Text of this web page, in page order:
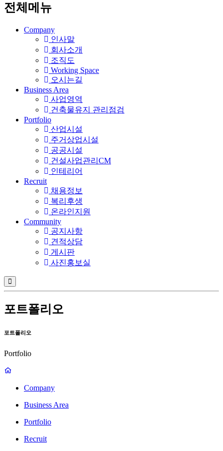
전체메뉴
Company
인사말
회사소개
조직도
Working Space
오시는길
Business Area
사업영역
건축물유지 관리점검
Portfolio
산업시설
주거상업시설
공공시설
건설사업관리CM
인테리어
Recruit
채용정보
복리후생
온라인지원
Community
공지사항
견적상담
게시판
사진홍보실
포트폴리오
포트폴리오
Portfolio
Company
Business Area
Portfolio
Recruit